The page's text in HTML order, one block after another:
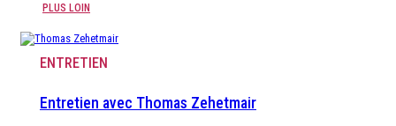
PLUS LOIN
ENTRETIEN
Entretien avec Thomas Zehetmair